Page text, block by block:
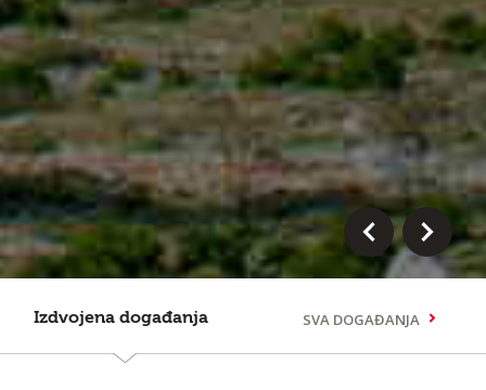
Izdvojena događanja SVA DOGAĐANJA